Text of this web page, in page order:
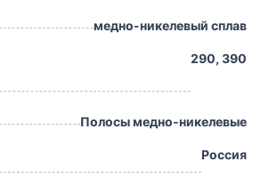
медно-никелевый сплав
290, 390
Полосы медно-никелевые
Россия